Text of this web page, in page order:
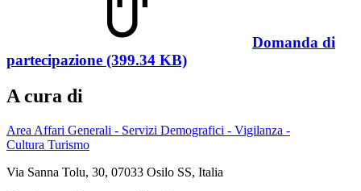
Domanda di
partecipazione (399.34 KB)
A cura di
Area Affari Generali - Servizi Demografici - Vigilanza -
Cultura Turismo
Via Sanna Tolu, 30, 07033 Osilo SS, Italia